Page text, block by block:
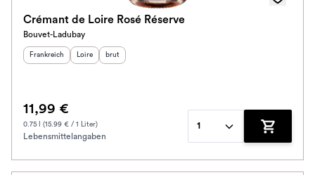
Crémant de Loire Rosé Réserve
Bouvet-Ladubay
Herkunftsland
Frankreich Herkunftsregion
Loire Geschmack
brut
11,99 €
0.75 l (15.99 € / 1 Liter)
Lebensmittelangaben
1
Zum